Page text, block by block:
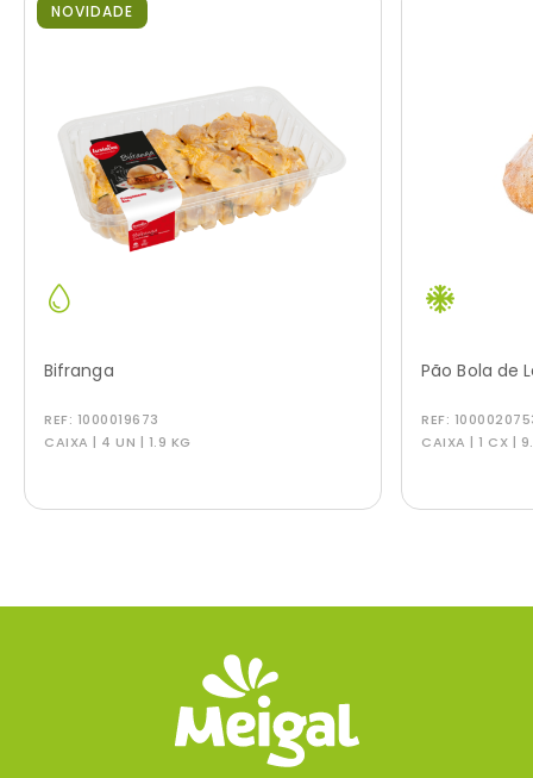
NOVIDADE
Bifranga
REF: 1000019673
CAIXA | 4 UN | 1.9 KG
Pão Bola de
REF:
CAIXA | 1 CX |